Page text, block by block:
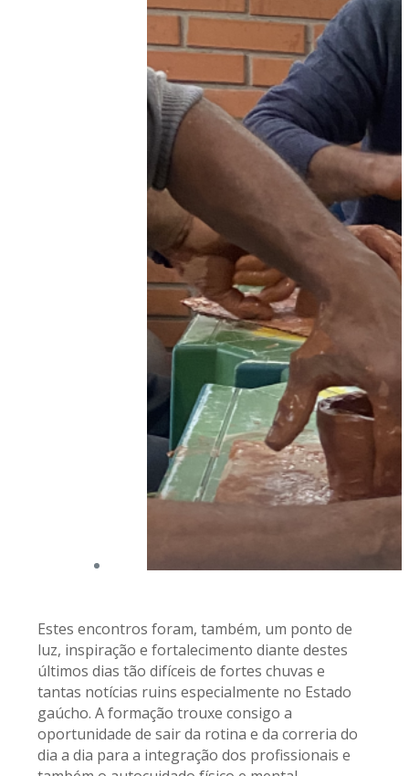
Estes encontros foram, também, um ponto de
luz, inspiração e fortalecimento diante destes
últimos dias tão difíceis de fortes chuvas e
tantas notícias ruins especialmente no Estado
gaúcho. A formação trouxe consigo a
oportunidade de sair da rotina e da correria do
dia a dia para a integração dos profissionais e